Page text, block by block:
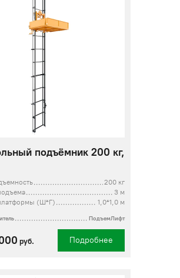
подъёмник 200 кг,
200 кг
3 м
(Ш*Г)
1,0*1,0 м
ПодъемЛифт
руб. Подробнее